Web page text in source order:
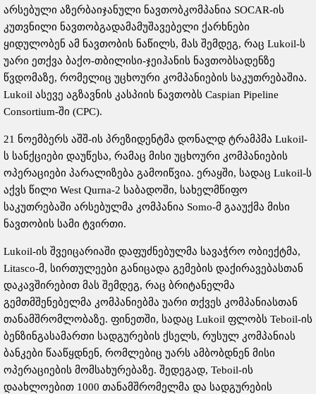
არსებული აზერბაიჯანული ნავთობკომპანია SOCAR-ის
კუთვნილი ნავთობგადამამუშავებელი ქარხნები
ყიდულობენ ამ ნავთობის ნაწილს, მას შემდეგ, რაც Lukoil-ს
უარი ეთქვა ბაქო-თბილისი-ჯეიჰანის ნავთობსადენზე
წვდომაზე, რომელიც უცხოური კომპანიების საკუთრებაშია.
Lukoil ასევე აგზავნის კასპიის ნავთობს Caspian Pipeline
Consortium-ში (CPC).
21 ნოემბერს აშშ-ის პრეზიდენტმა დონალდ ტრამპმა Lukoil-
ს სანქციები დაუწესა, რამაც მისი უცხოური კომპანიების
ოპერაციები პარალიზება გამოიწვია. ერაყში, სადაც Lukoil-ს
აქვს წილი West Qurna-2 საბადოში, სახელმწიფო
საკუთრებაში არსებულმა კომპანია Somo-მ გააუქმა მისი
ნავთობის სამი ტვირთი.
Lukoil-ის შვეიცარიაში დაფუძნებულმა სავაჭრო ობიექტმა,
Litasco-მ, სირთულეები განიცადა გემების დაქირავებასთან
დაკავშირებით მას შემდეგ, რაც ბრიტანელმა
გემთმშენებელმა კომპანიებმა უარი თქვეს კომპანიასთან
თანამშრომლობაზე. ფინეთში, სადაც Lukoil ფლობს Teboil-ის
ბენზინგასამართი სადგურების ქსელს, რუსულ კომპანიას
ბანკები წააწყდნენ, რომლებიც უარს ამბობდნენ მისი
ოპერაციების მომსახურებაზე. შედეგად, Teboil-ის
დაახლოებით 1000 თანამშრომელმა და სადგურების